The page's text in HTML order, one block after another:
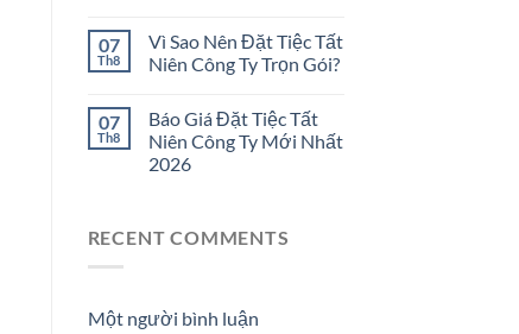
07
Th8
Vì Sao Nên Đặt Tiệc Tất
Niên Công Ty Trọn Gói?
07
Th8
Báo Giá Đặt Tiệc Tất
Niên Công Ty Mới Nhất
2026
RECENT COMMENTS
Một người bình luận